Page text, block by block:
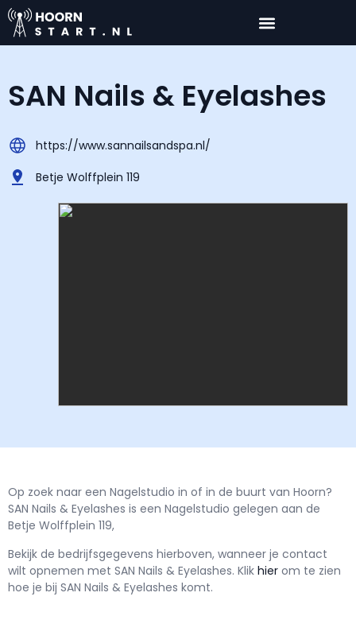
SAN Nails & Eyelashes
https://www.sannailsandspa.nl/
Betje Wolffplein 119
Op zoek naar een Nagelstudio in of in de buurt van Hoorn?
SAN Nails & Eyelashes is een Nagelstudio gelegen aan de
Betje Wolffplein 119,
Bekijk de bedrijfsgegevens hierboven, wanneer je contact
wilt opnemen met SAN Nails & Eyelashes. Klik hier om te zien
hoe je bij SAN Nails & Eyelashes komt.